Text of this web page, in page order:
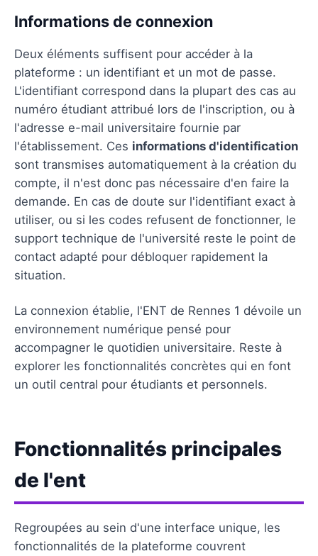
Informations de connexion
Deux éléments suffisent pour accéder à la
plateforme : un identifiant et un mot de passe.
L'identifiant correspond dans la plupart des cas au
numéro étudiant attribué lors de l'inscription, ou à
l'adresse e-mail universitaire fournie par
l'établissement. Ces informations d'identification
sont transmises automatiquement à la création du
compte, il n'est donc pas nécessaire d'en faire la
demande. En cas de doute sur l'identifiant exact à
utiliser, ou si les codes refusent de fonctionner, le
support technique de l'université reste le point de
contact adapté pour débloquer rapidement la
situation.
La connexion établie, l'ENT de Rennes 1 dévoile un
environnement numérique pensé pour
accompagner le quotidien universitaire. Reste à
explorer les fonctionnalités concrètes qui en font
un outil central pour étudiants et personnels.
Fonctionnalités principales
de l'ent
Regroupées au sein d'une interface unique, les
fonctionnalités de la plateforme couvrent